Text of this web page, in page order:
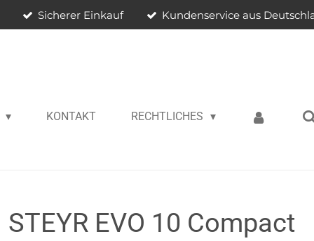
Sicherer Einkauf Kundenservice aus
KONTAKT RECHTLICHES
STEYR EVO 10 Compact